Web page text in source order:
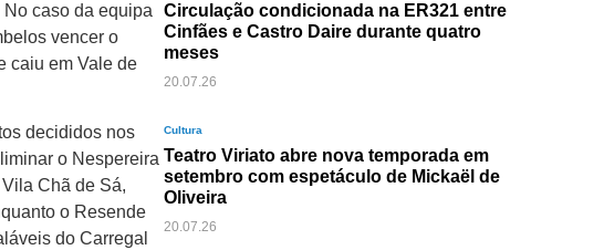
caso da equipa
vencer o
caiu em Vale de
decididos nos
o Nespereira
Chã de Sá,
o Resende
do Carregal
Circulação condicionada na ER321 entre
Cinfães e Castro Daire durante quatro
meses
20.07.26
Cultura
Teatro Viriato abre nova temporada em
setembro com espetáculo de Mickaël de
Oliveira
20.07.26